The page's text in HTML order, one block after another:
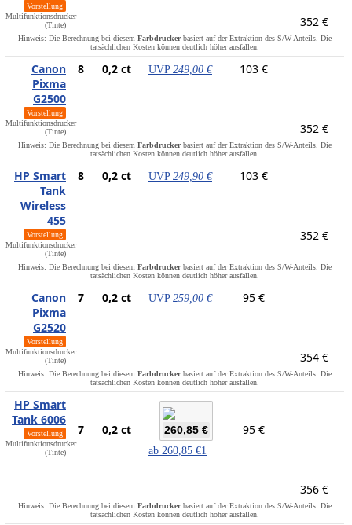
Vorstellung
Multifunktionsdrucker
(Tinte)
352 €
Hinweis: Die Berechnung bei diesem Farbdruckerbasiert auf der Extraktion des S/W-Anteils. Die
tatsächlichen Kosten können deutlich höher ausfallen.
Canon
Pixma
G2500
Vorstellung
Multifunktionsdrucker
(Tinte)
8 0,2 ct UVP 249,00 € 103 €
352 €
Hinweis: Die Berechnung bei diesem Farbdruckerbasiert auf der Extraktion des S/W-Anteils. Die
tatsächlichen Kosten können deutlich höher ausfallen.
HP Smart
Tank
Wireless
455
Vorstellung
Multifunktionsdrucker
(Tinte)
8 0,2 ct UVP 249,90 € 103 €
352 €
Hinweis: Die Berechnung bei diesem Farbdruckerbasiert auf der Extraktion des S/W-Anteils. Die
tatsächlichen Kosten können deutlich höher ausfallen.
Canon
Pixma
G2520
Vorstellung
Multifunktionsdrucker
(Tinte)
7 0,2 ct UVP 259,00 € 95 €
354 €
Hinweis: Die Berechnung bei diesem Farbdruckerbasiert auf der Extraktion des S/W-Anteils. Die
tatsächlichen Kosten können deutlich höher ausfallen.
HP Smart
Tank 6006
Vorstellung
Multifunktionsdrucker
(Tinte)
7 0,2 ct 260,85 €
ab 260,85 €1
95 €
356 €
Hinweis: Die Berechnung bei diesem Farbdruckerbasiert auf der Extraktion des S/W-Anteils. Die
tatsächlichen Kosten können deutlich höher ausfallen.